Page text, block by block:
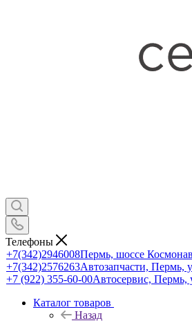
Телефоны
+7(342)2946008Пермь, шоссе
+7(342)2576263Автозапчасти, Пермь,
+7 (922) 355-60-00Автосервис, Пермь,
Каталог товаров
Назад